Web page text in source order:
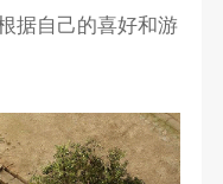
据自己的喜好和游